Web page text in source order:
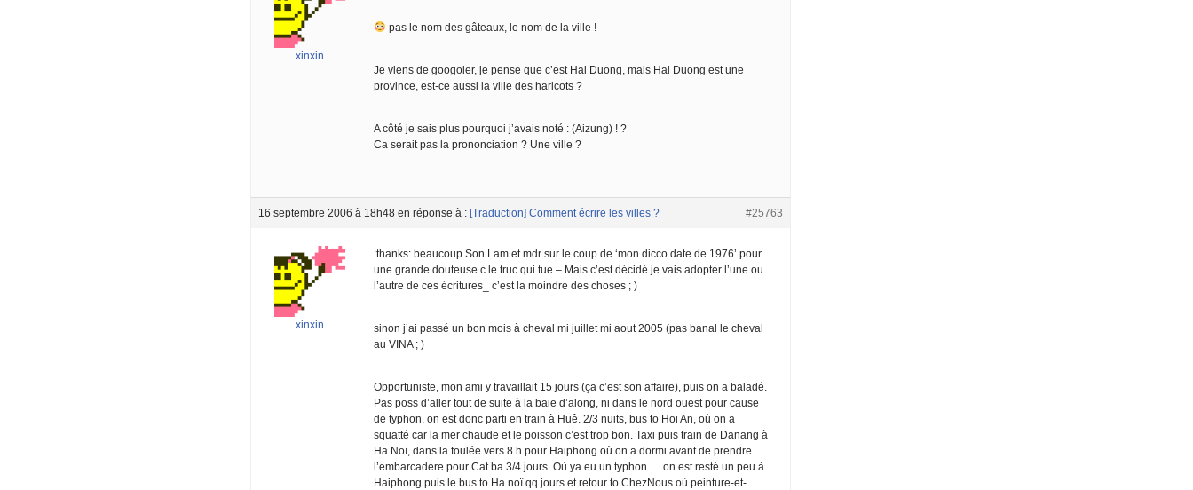
xinxin
pas le nom des gâteaux, le nom de la ville !
Je viens de googoler, je pense que c’est Hai Duong, mais Hai Duong est une
province, est-ce aussi la ville des haricots ?
A côté je sais plus pourquoi j’avais noté : (Aizung) ! ?
Ca serait pas la prononciation ? Une ville ?
16 septembre 2006 à 18h48 en réponse à : [Traduction] Comment écrire les villes ? #25763
xinxin
:thanks: beaucoup Son Lam et mdr sur le coup de ‘mon dicco date de 1976’ pour
une grande douteuse c le truc qui tue – Mais c’est décidé je vais adopter l’une ou
l’autre de ces écritures_ c’est la moindre des choses ; )
sinon j’ai passé un bon mois à cheval mi juillet mi aout 2005 (pas banal le cheval
au VINA ; )
Opportuniste, mon ami y travaillait 15 jours (ça c’est son affaire), puis on a baladé.
Pas poss d’aller tout de suite à la baie d’along, ni dans le nord ouest pour cause
de typhon, on est donc parti en train à Huê. 2/3 nuits, bus to Hoi An, où on a
squatté car la mer chaude et le poisson c’est trop bon. Taxi puis train de Danang à
Ha Noï, dans la foulée vers 8 h pour Haiphong où on a dormi avant de prendre
l’embarcadere pour Cat ba 3/4 jours. Où ya eu un typhon … on est resté un peu à
Haiphong puis le bus to Ha noï qq jours et retour to ChezNous où peinture-et-